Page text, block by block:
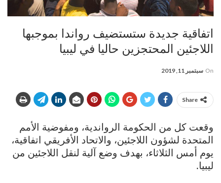
اتفاقية جديدة ستستضيف رواندا بموجبها
اللاجئين المحتجزين حاليا في ليبيا
On سبتمبر 11, 2019
Share
وقعت كل من الحكومة الرواندية، ومفوضية الأمم
المتحدة لشؤون اللاجئين، والاتحاد الأفريقي اتفاقية،
يوم أمس الثلاثاء، بهدف وضع آلية لنقل اللاجئين من
ليبيا.